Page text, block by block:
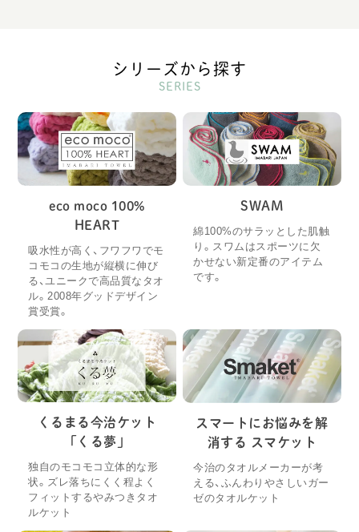
シリーズから探す
SERIES
eco moco 100%
HEART
吸水性が高く、フワフワでモ
コモコの生地が縦横に伸び
る、ユニークで高品質なタオ
ル。2008年グッドデザイン
賞受賞。
SWAM
綿100%のサラッとした肌触
り。スワムはスポーツに欠
かせない新定番のアイテム
です。
くるまる今治ケット
「くる夢」
独自のモコモコ立体的な形
状。ズレ落ちにくく程よく
フィットするやみつきタオ
ルケット
スマートにお悩みを解
消する スマケット
今治のタオルメーカーが考
える、ふんわりやさしいガー
ゼのタオルケット